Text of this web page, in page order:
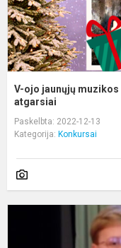
V-ojo jaunųjų
atgarsiai
Paskelbta: 2022-12-13
Kategorija: Konkursai